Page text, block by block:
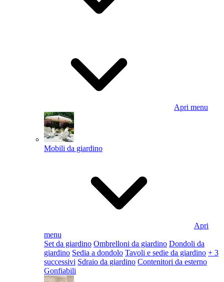
Apri menu
Mobili da giardino
Apri
menu
Set da giardino Ombrelloni da giardino Dondoli da
giardino Sedia a dondolo Tavoli e sedie da giardino + 3
successivi Sdraio da giardino Contenitori da esterno
Gonfiabili